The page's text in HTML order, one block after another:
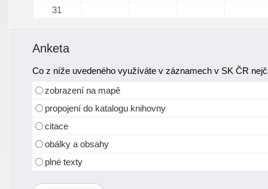
31
Anketa
Co z níže uvedeného využíváte v záznamech v SK ČR
zobrazení na mapě
propojení do katalogu knihovny
citace
obálky a obsahy
plné texty